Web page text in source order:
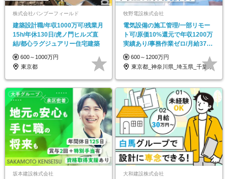
株式会社バンブーフィールド
建築設計職/年収1000万可/残業月
15h/年休130日/虎ノ門ヒルズ直
結/都心ラグジュアリー住宅建築
600～1000万円
東京都
牧野電設株式会社
電気設備の施工管理/一部リモー
ト可/原価10%還元で年収1200万
実績あり/事務作業ゼロ/月給37万
円～
600～1200万円
東京都_神奈川県_埼玉県_千葉県
坂本建設株式会社 大和建設株式会社